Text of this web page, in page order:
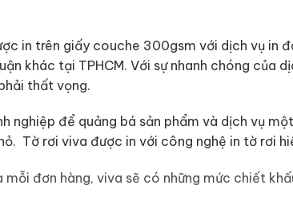
in trên giấy couche 300gsm với dịch vụ in
khác tại TPHCM. Với sự nhanh chóng của
thất vọng.
nghiệp để quảng bá sản phẩm và dịch vụ
Tờ rơi viva được in với công nghệ in tờ rơi
mỗi đơn hàng, viva sẽ có những mức chiết